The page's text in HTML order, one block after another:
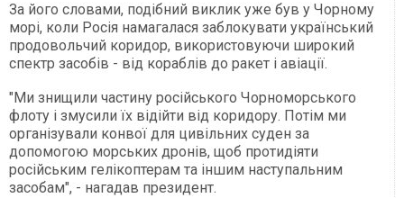
За його словами, подібний виклик уже був у Чорному
морі, коли Росія намагалася заблокувати український
продовольчий коридор, використовуючи широкий
спектр засобів - від кораблів до ракет і авіації.
"Ми знищили частину російського Чорноморського
флоту і змусили їх відійти від коридору. Потім ми
організували конвої для цивільних суден за
допомогою морських дронів, щоб протидіяти
російським гелікоптерам та іншим наступальним
засобам", - нагадав президент.